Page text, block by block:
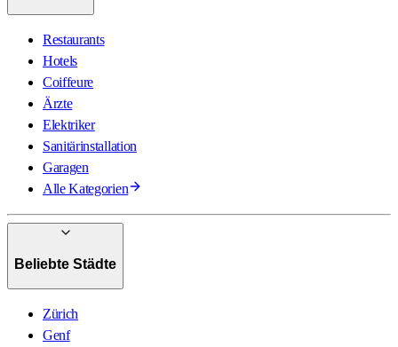
Restaurants
Hotels
Coiffeure
Ärzte
Elektriker
Sanitärinstallation
Garagen
Alle Kategorien
Beliebte Städte
Zürich
Genf